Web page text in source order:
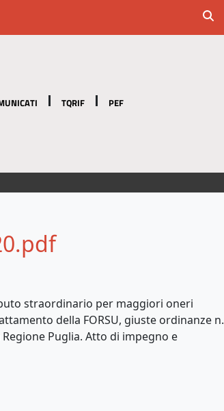
TQRIF PEF
straordinario per maggiori oneri
della FORSU, giuste ordinanze n.
Puglia. Atto di impegno e